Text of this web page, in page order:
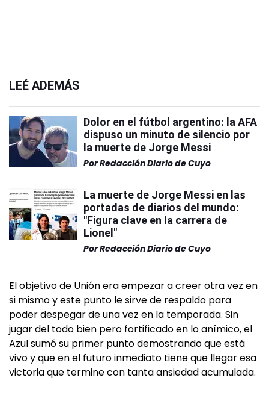
LEÉ ADEMÁS
Dolor en el fútbol argentino: la AFA
dispuso un minuto de silencio por
la muerte de Jorge Messi
PorRedacción Diario de Cuyo
La muerte de Jorge Messi en las
portadas de diarios del mundo:
"Figura clave en la carrera de
Lionel"
PorRedacción Diario de Cuyo
El objetivo de Unión era empezar a creer otra vez en
si mismo y este punto le sirve de respaldo para
poder despegar de una vez en la temporada. Sin
jugar del todo bien pero fortificado en lo anímico, el
Azul sumó su primer punto demostrando que está
vivo y que en el futuro inmediato tiene que llegar esa
victoria que termine con tanta ansiedad acumulada.